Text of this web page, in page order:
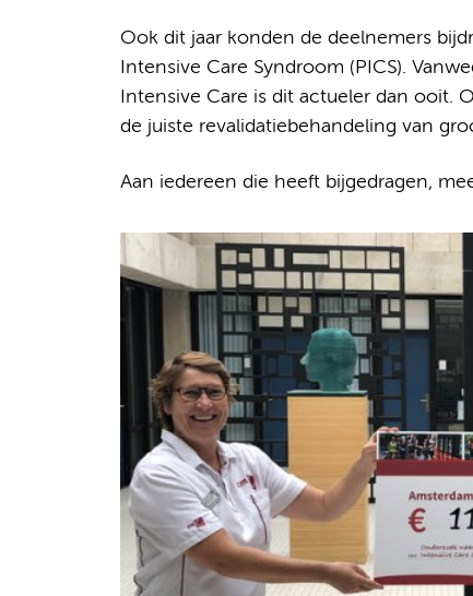
Ook dit jaar konden de deelnemers
Intensive Care Syndroom (PICS).
Intensive Care is dit actueler dan ooit.
de juiste revalidatiebehandeling van
Aan iedereen die heeft bijgedragen,